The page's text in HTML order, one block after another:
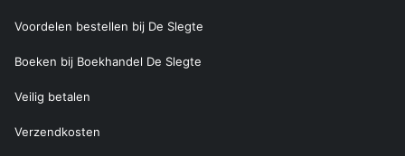
Voordelen bestellen bij De Slegte
Boeken bij Boekhandel De Slegte
Veilig betalen
Verzendkosten